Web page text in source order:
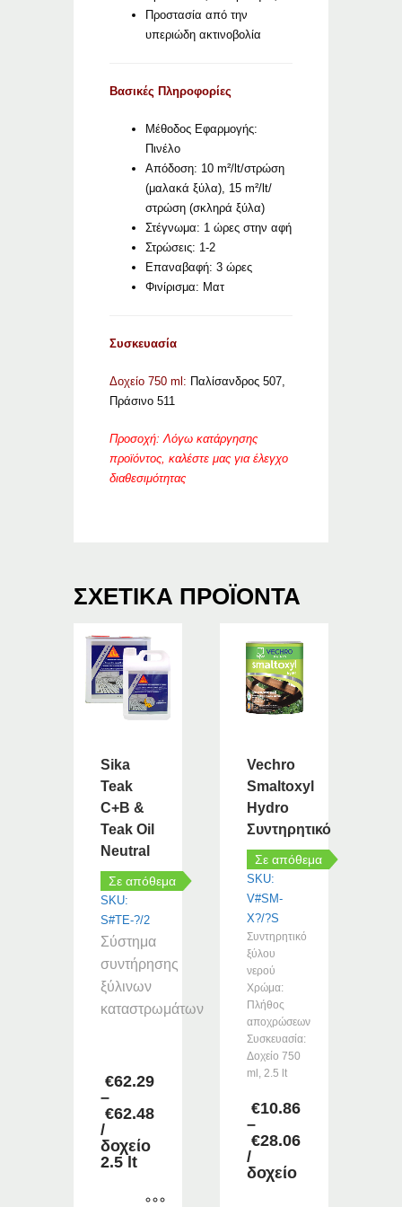
Προστασία από την
υπεριώδη ακτινοβολία
Βασικές Πληροφορίες
Μέθοδος Εφαρμογής:
Πινέλο
Απόδοση: 10 m²/lt/στρώση
(μαλακά ξύλα), 15 m²/lt/
στρώση (σκληρά ξύλα)
Στέγνωμα: 1 ώρες στην αφή
Στρώσεις: 1-2
Επαναβαφή: 3 ώρες
Φινίρισμα: Ματ
Συσκευασία
Δοχείο 750 ml: Παλίσανδρος 507,
Πράσινο 511
Προσοχή: Λόγω κατάργησης
προϊόντος, καλέστε μας για έλεγχο
διαθεσιμότητας
ΣΧΕΤΙΚΆ ΠΡΟΪΌΝΤΑ
Sika
Teak
C+B &
Teak Oil
Neutral
Σε απόθεμα
SKU:
S#TE-?/2
Σύστημα
συντήρησης
ξύλινων
καταστρωμάτων
€62.29
–
€62.48
Price
range:
€62.29
€62.48
/
δοχείο
2.5 lt
Vechro
Smaltoxyl
Hydro
Συντηρητικό
Σε απόθεμα
SKU:
V#SM-
X?/?S
Συντηρητικό
ξύλου
νερού
Χρώμα:
Πλήθος
αποχρώσεων
Συσκευασία:
Δοχείο 750
ml, 2.5 lt
€10.86
–
€28.06
Price
range:
€10.86
/
δοχείο